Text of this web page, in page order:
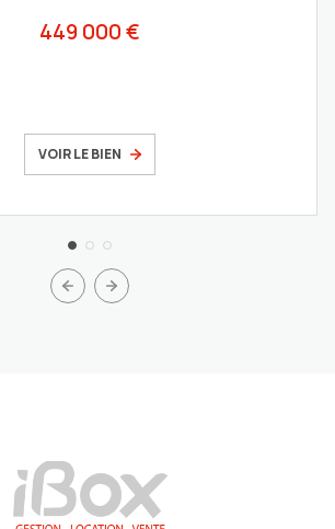
449 000 €
VOIR LE BIEN